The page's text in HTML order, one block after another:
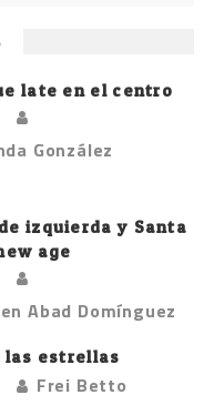
late en el centro
González
izquierda y Santa
age
Abad Domínguez
las estrellas
Frei Betto